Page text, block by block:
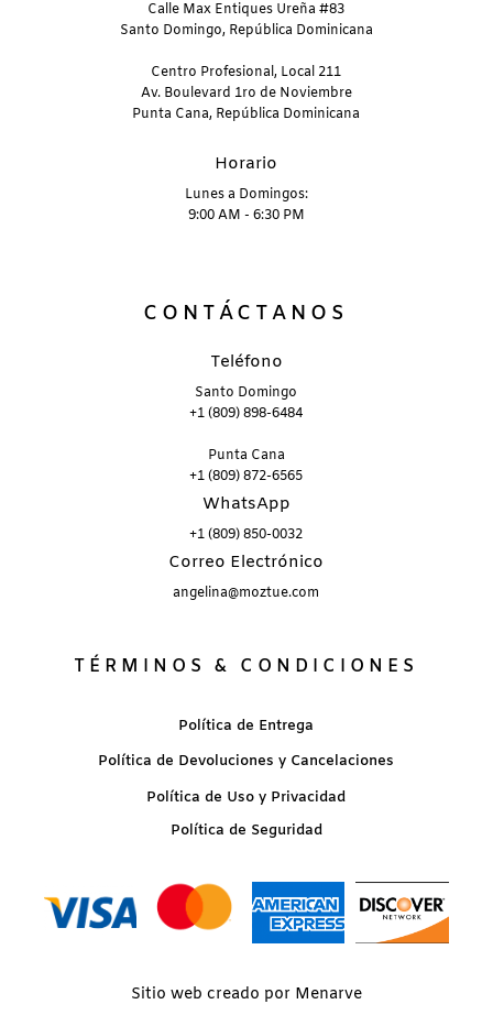
Calle Max Entiques Ureña #83
Santo Domingo, República Dominicana
Centro Profesional, Local 211
Av. Boulevard 1ro de Noviembre
Punta Cana, República Dominicana
Horario
Lunes a Domingos:
9:00 AM - 6:30 PM
CONTÁCTANOS
Teléfono
Santo Domingo
+1 (809) 898-6484
Punta Cana
+1 (809) 872-6565
WhatsApp
+1 (809) 850-0032
Correo Electrónico
angelina@moztue.com
TÉRMINOS & CONDICIONES
Política de Entrega
Política de Devoluciones y Cancelaciones
Política de Uso y Privacidad
Política de Seguridad
Sitio web creado por Menarve